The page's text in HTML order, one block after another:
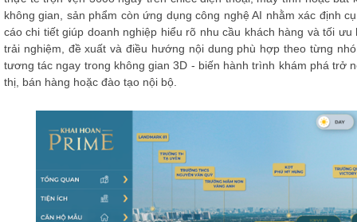
không gian, sản phẩm còn ứng dụng công nghệ AI nhằm xác định
cáo chi tiết giúp doanh nghiệp hiểu rõ nhu cầu khách hàng và tối
trải nghiệm, đề xuất và điều hướng nội dung phù hợp theo từng
tương tác ngay trong không gian 3D - biến hành trình khám phá trở
thị, bán hàng hoặc đào tạo nội bộ.